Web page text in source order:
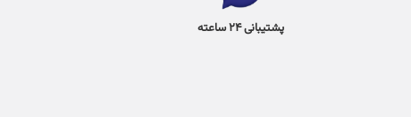
پشتیبانی 24 ساعته